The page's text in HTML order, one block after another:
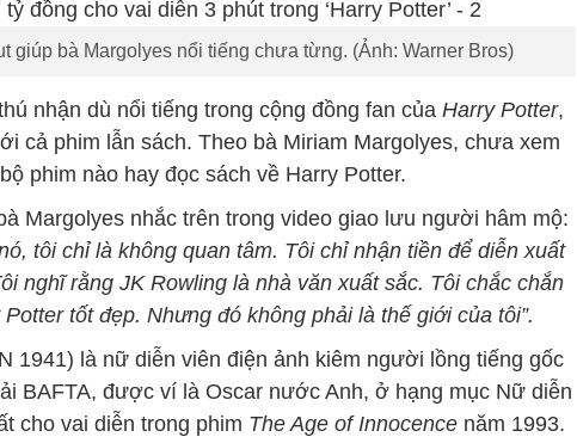
giúp bà Margolyes nổi tiếng chưa từng. (Ảnh: Warner Bros)
nhận dù nổi tiếng trong cộng đồng fan của Harry Potter,
cả phim lẫn sách. Theo bà Miriam Margolyes, chưa xem
phim nào hay đọc sách về Harry Potter.
Margolyes nhắc trên trong video giao lưu người hâm mộ:
tôi chỉ là không quan tâm. Tôi chỉ nhận tiền để diễn xuất
nghĩ rằng JK Rowling là nhà văn xuất sắc. Tôi chắc chắn
tốt đẹp. Nhưng đó không phải là thế giới của tôi”.
1941) là nữ diễn viên điện ảnh kiêm người lồng tiếng gốc
BAFTA, được ví là Oscar nước Anh, ở hạng mục Nữ diễn
cho vai diễn trong phim The Age of Innocencenăm 1993.